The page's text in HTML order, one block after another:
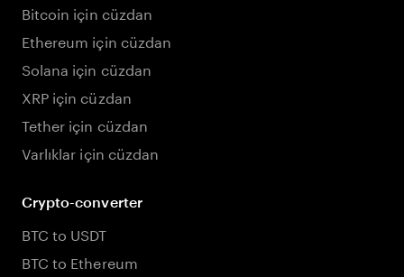
Bitcoin için cüzdan
Ethereum için cüzdan
Solana için cüzdan
XRP için cüzdan
Tether için cüzdan
Varlıklar için cüzdan
Crypto-converter
BTC to USDT
BTC to Ethereum